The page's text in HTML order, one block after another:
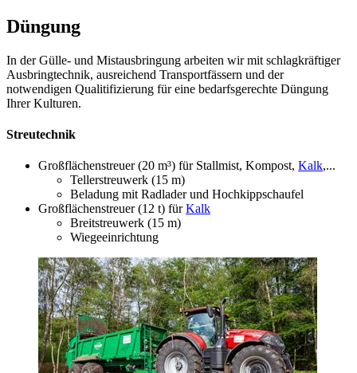
Düngung
In der Gülle- und Mistausbringung arbeiten wir mit schlagkräftiger
Ausbringtechnik, ausreichend Transportfässern und der
notwendigen Qualitifizierung für eine bedarfsgerechte Düngung
Ihrer Kulturen.
Streutechnik
Großflächenstreuer (20 m³) für Stallmist, Kompost, Kalk,...
Tellerstreuwerk (15 m)
Beladung mit Radlader und Hochkippschaufel
Großflächenstreuer (12 t) fürKalk
Breitstreuwerk (15 m)
Wiegeeinrichtung